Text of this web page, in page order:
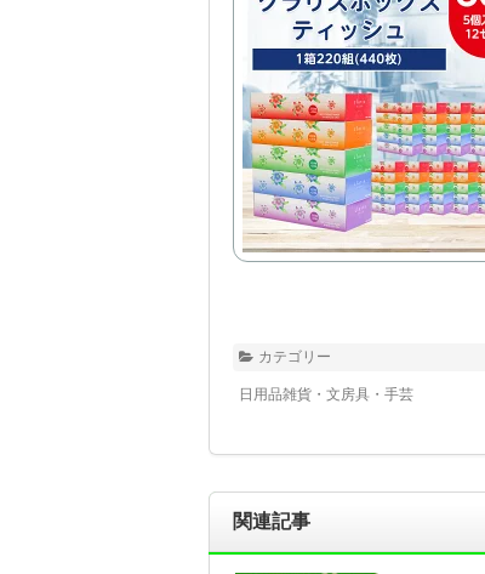
カテゴリー
日用品雑貨・文房具・手芸
関連記事